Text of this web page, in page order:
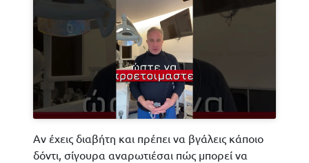
Αν έχεις διαβήτη και πρέπει να βγάλεις κάποιο
δόντι, σίγουρα αναρωτιέσαι πώς μπορεί να